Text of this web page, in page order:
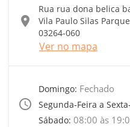
location_on
Rua rua dona belica
Vila Paulo Silas
03264-060
Ver no mapa
access_time
Domingo: Fechado
Segunda-Feira a
Sábado: 08:00 às